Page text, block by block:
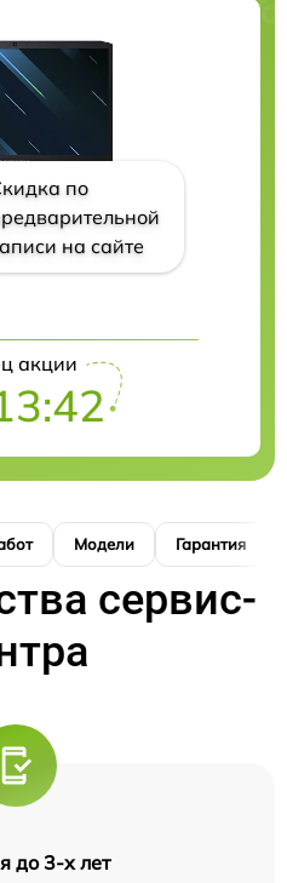
по
на сайте
акции
Модели Гарантия
сервис-
до 3-х лет